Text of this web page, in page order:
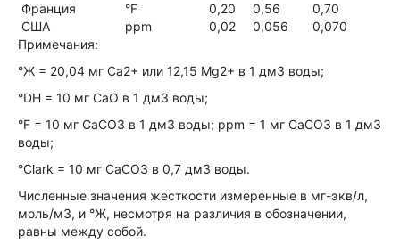
Франция
°F 0,20 0,56
0,70
США
ppm 0,02 0,056
0,070
Примечания:
°Ж = 20,04 мг Ca2+ или 12,15 Mg2+ в 1 дм3 воды;
°DH = 10 мг CaO в 1 дм3 воды;
°F = 10 мг CaCO3 в 1 дм3 воды; ppm = 1 мг CaCO3 в 1 дм3
воды;
°Clark = 10 мг CaCO3 в 0,7 дм3 воды.
Численные значения жесткости измеренные в мг-экв/л,
моль/м3, и °Ж, несмотря на различия в обозначении,
равны между собой.